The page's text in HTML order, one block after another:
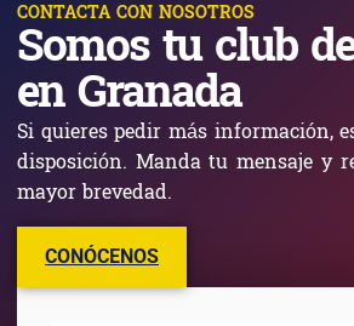
CONTACTA CON NOSOTROS
Somos tu club
en Granada
Si quieres pedir más información,
disposición. Manda tu mensaje y
mayor brevedad.
CONÓCENOS